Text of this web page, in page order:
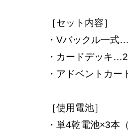
［セット内容］
・Vバックル一式
・カードデッキ…2
・アドベントカ
［使用電池］
・単4乾電池×3本